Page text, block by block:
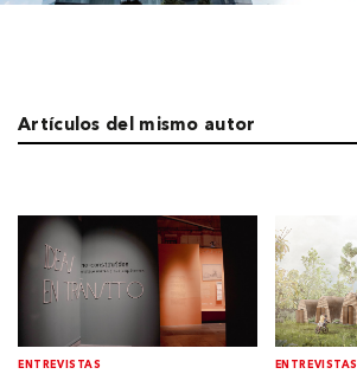
Artículos del mismo autor
ENTREVISTAS ENTREVISTAS